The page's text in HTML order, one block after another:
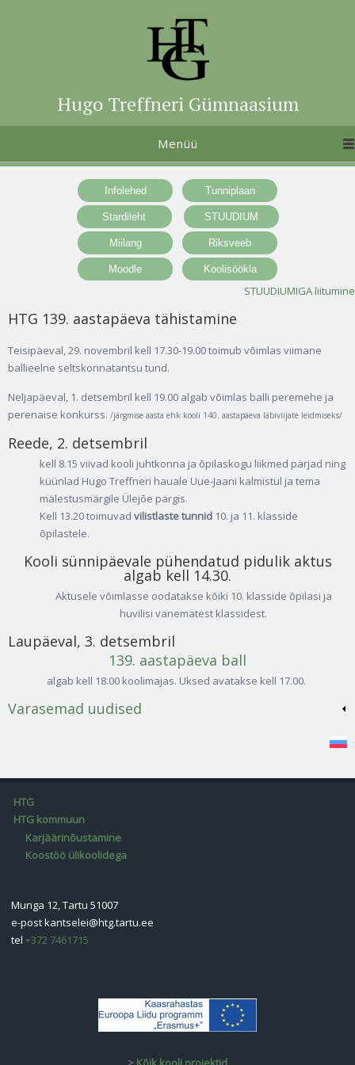
Hugo Treffneri Gümnaasium
Menüü
STUUDIUMIGA liitumine
HTG 139. aastapäeva tähistamine
Teisipäeval, 29. novembril kell 17.30-19.00 toimub võimlas viimane
ballieelne seltskonnatantsu tund.
Neljapäeval, 1. detsembril kell 19.00 algab võimlas balli peremehe ja
perenaise konkurss. /järgmise aasta ehk kooli 140. aastapäeva läbiviijate leidmiseks/
Reede, 2. detsembril
kell 8.15 viivad kooli juhtkonna ja õpilaskogu liikmed pärjad ning
küünlad Hugo Treffneri hauale Uue-Jaani kalmistul ja tema
mälestusmärgile Ülejõe pargis.
Kell 13.20 toimuvad vilistlaste tunnid 10. ja 11. klasside
õpilastele.
Kooli sünnipäevale pühendatud pidulik aktus
algab kell 14.30.
Aktusele võimlasse oodatakse kõiki 10. klasside õpilasi ja
huvilisi vanematest klassidest.
Laupäeval, 3. detsembril
139. aastapäeva ball
algab kell 18.00 koolimajas. Uksed avatakse kell 17.00.
Varasemad uudised
HTG
HTG kommuun
Karjäärinõustamine
Koostöö ülikoolidega
Munga 12, Tartu 51007
e-postkantselei@htg.tartu.ee
tel+372 7461715